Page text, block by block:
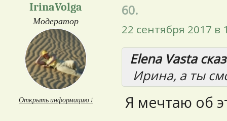
IrinaVolga
Модератор
Открыть информацию ↓
60.
22 сентября 2017 в
Elena Vasta
Ирина, а ты
Я мечтаю об